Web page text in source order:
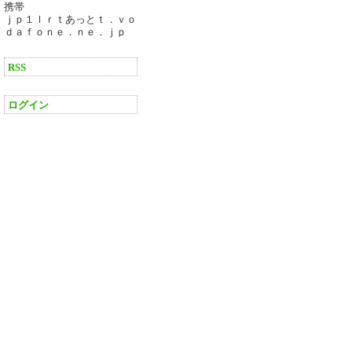
携帯
ｊｐ１ｌｒｔあっとｔ．ｖｏ
ｄａｆｏｎｅ．ｎｅ．ｊｐ
RSS
ログイン